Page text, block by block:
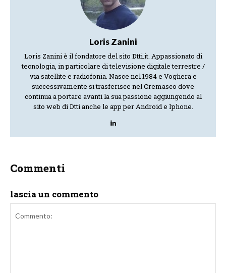
Loris Zanini
Loris Zanini è il fondatore del sito Dtti.it. Appassionato di
tecnologia, in particolare di televisione digitale terrestre /
via satellite e radiofonia. Nasce nel 1984 e Voghera e
successivamente si trasferisce nel Cremasco dove
continua a portare avanti la sua passione aggiungendo al
sito web di Dtti anche le app per Android e Iphone.
Commenti
lascia un commento